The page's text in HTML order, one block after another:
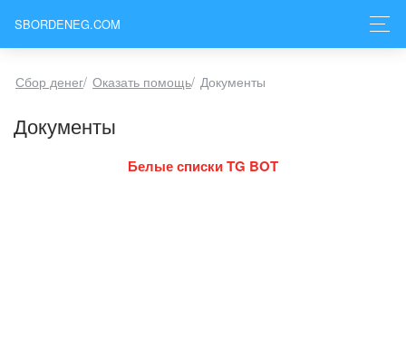
SBORDENEG.COM
Сбор денег/ Оказать помощь/ Документы
Документы
Белые списки TG BOT